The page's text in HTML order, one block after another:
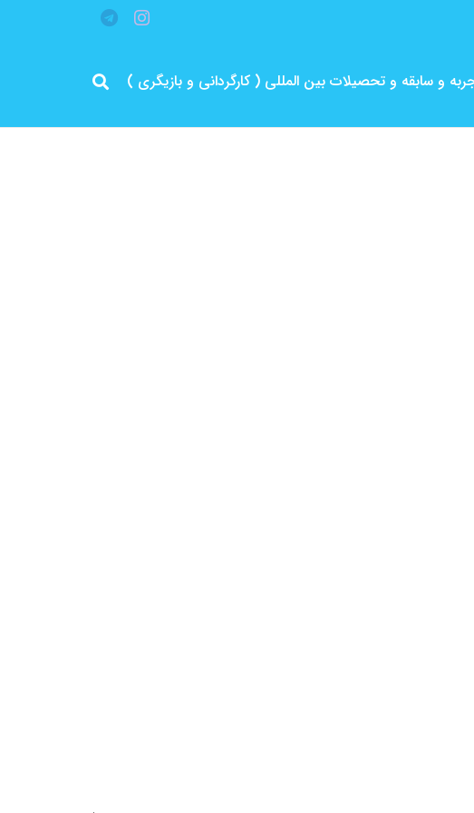
و سابقه و تحصیلات بین المللی ( کارگردانی و بازیگری )